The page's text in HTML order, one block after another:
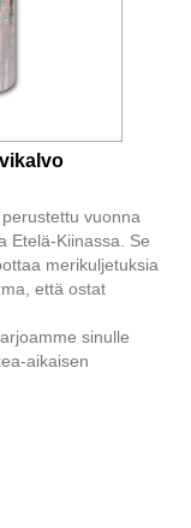
vuonna
Etelä-Kiinassa. Se
merikuljetuksia
että ostat
sinulle
aikaisen